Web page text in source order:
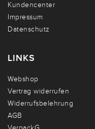
Kundencenter
Impressum
Datenschutz
LINKS
Webshop
Vertrag widerrufen
Widerrufsbelehrung
AGB